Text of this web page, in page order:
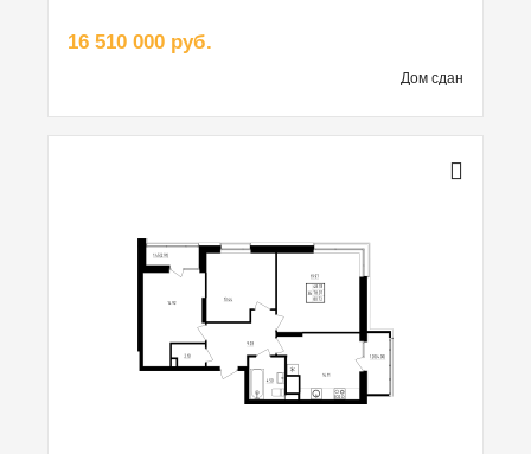
16 510 000 руб.
Дом сдан